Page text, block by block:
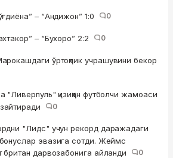
– “Андижон” 1:0 0
– “Бухоро” 2:2 0
ўртоқлик учрашувини бекор
"Ливерпуль" қизиққан футболчи жамоаси
0
"Лидс" учун рекорд даражадаги
эвазига сотди. Жеймс
британ дарвозабонига айланди
0